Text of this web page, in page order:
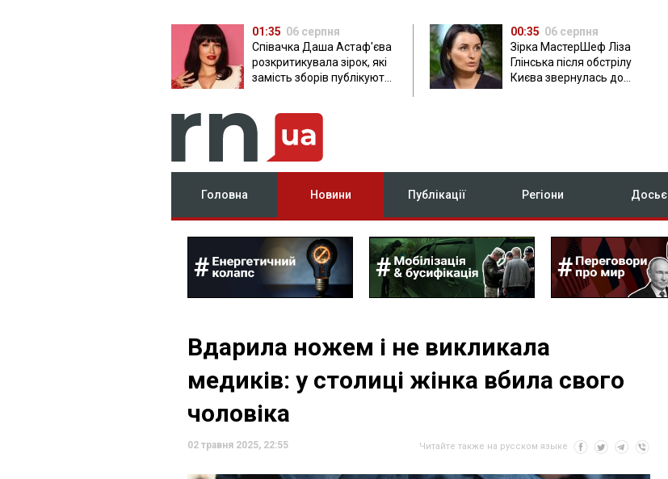
01:35 06 серпня
Співачка Даша Астаф'єва
розкритикувала зірок, які
замість зборів публікують
00:35 06 серпня
Зірка МастерШеф Ліза
Глінська після обстрілу
Києва звернулась до
Головна Новини Публікації Регіони Досьє
Вдарила ножем і не викликала
медиків: у столиці жінка вбила свого
чоловіка
02 травня 2025, 22:55 Читайте также на русском языке